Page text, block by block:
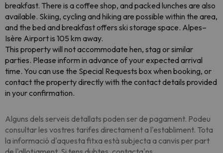
breakfast. There is a coffee shop, and packed lunches are also
available. Skiing, cycling and hiking are possible within the area,
and the bed and breakfast offers ski storage space. Alpes–
Isère Airport is 105 km away.
This property will not accommodate hen, stag or similar
parties. Please inform in advance of your expected arrival
time. You can use the Special Requests box when booking, or
contact the property directly with the contact details provided
in your confirmation.
Alguns dels serveis detallats poden ser de pagament. Podeu
consultar les vostres tarifes directament a l'establiment. Tota
la informació d'aquesta fitxa està subjecta a canvis per part